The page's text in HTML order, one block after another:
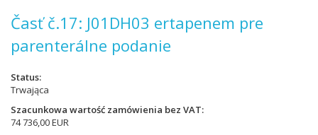
Časť č.17: J01DH03 ertapenem pre
parenterálne podanie
Status
Trwająca
Szacunkowa wartość zamówienia bez VAT
74 736,00 EUR